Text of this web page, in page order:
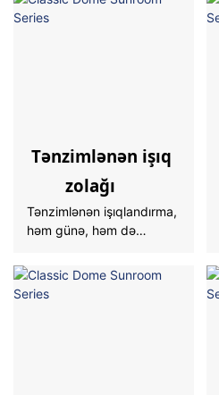
Tənzimlənən işıq
zolağı
Tənzimlənən işıqlandırma,
həm günə, həm də
uyğunlaşmanı sərbəst
şəkildə tənzimləməyə